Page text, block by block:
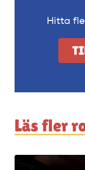
Hitta
Läs fler